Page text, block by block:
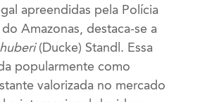
apreendidas pela Polícia
Amazonas, destaca-se a
(Ducke) Standl. Essa
popularmente como
valorizada no mercado